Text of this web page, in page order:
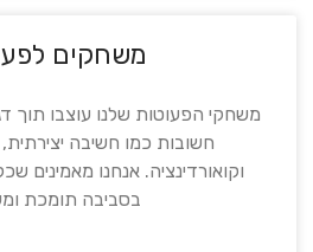
משחקים
משחקי הפעוטות שלנו עוצבו תוך
חשובות כמו חשיבה
וקואורדינציה. אנחנו מאמינים
בסביבה תומכת